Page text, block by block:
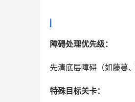
障碍处理优先级：
先清底层障碍（如藤蔓
特殊目标关卡：